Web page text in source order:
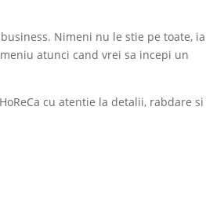
Nimeni nu le stie pe toate,
atunci cand vrei sa incepi un
cu atentie la detalii, rabdare si